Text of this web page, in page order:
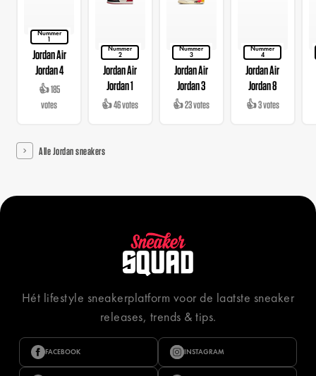
Nummer
1
Jordan Air
Jordan 4
👍 185
votes
Nummer
2
Jordan Air
Jordan 1
👍 46 votes
Nummer
3
Jordan Air
Jordan 3
👍 23 votes
Nummer
4
Jordan Air
Jordan 8
👍 3 votes
Alle Jordan sneakers
Hét lifestyle sneakerplatform voor de laatste sneaker
releases, trends & tips.
FACEBOOK INSTAGRAM